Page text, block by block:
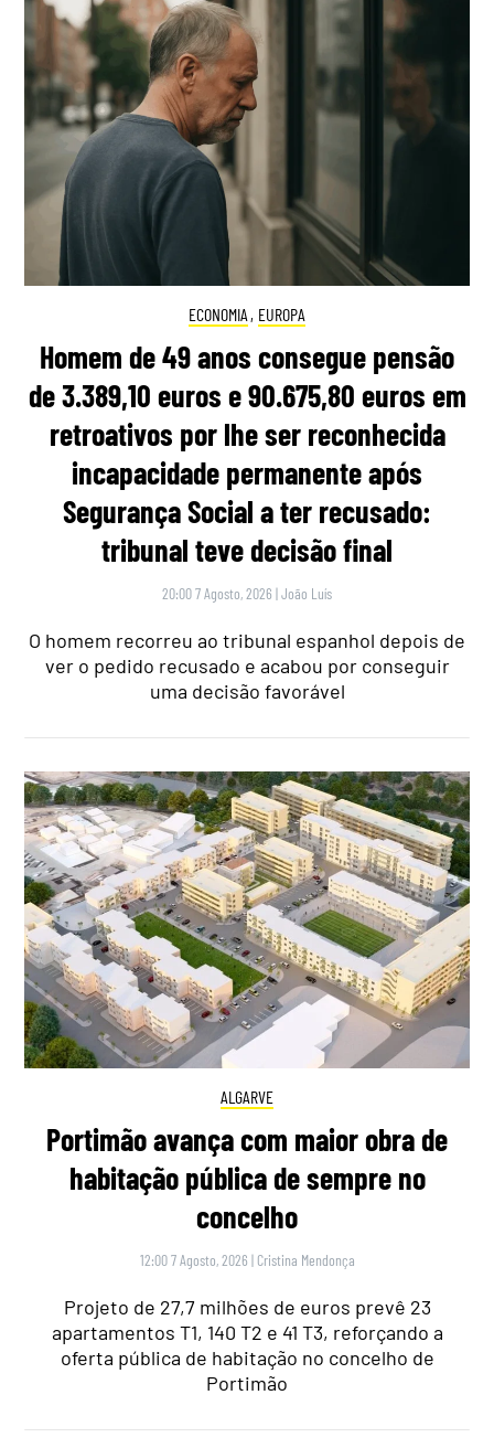
ECONOMIA , EUROPA
Homem de 49 anos consegue pensão
de 3.389,10 euros e 90.675,80 euros em
retroativos por lhe ser reconhecida
incapacidade permanente após
Segurança Social a ter recusado:
tribunal teve decisão final
20:00 7 Agosto, 2026 |João Luís
O homem recorreu ao tribunal espanhol depois de
ver o pedido recusado e acabou por conseguir
uma decisão favorável
ALGARVE
Portimão avança com maior obra de
habitação pública de sempre no
concelho
12:00 7 Agosto, 2026 | Cristina Mendonça
Projeto de 27,7 milhões de euros prevê 23
apartamentos T1, 140 T2 e 41 T3, reforçando a
oferta pública de habitação no concelho de
Portimão